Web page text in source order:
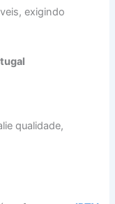
exigindo
qualidade,